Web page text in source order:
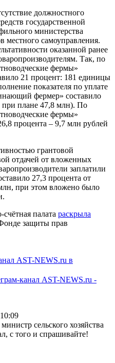
должностного
государственной
министерства
местного самоуправления.
оказанной ранее
Так, по
фермы»
21 процент: 181 единицы
показателя по уплате
фермер» составило
при плане 47,8 млн). По
фермы»
процента – 9,7 млн рублей
грантовой
отдачей от вложенных
заплатили
27,3 процента от
при этом вложено было
палата раскрыла
защиты прав
AST-NEWS.ru в
канал AST-NEWS.ru -
сельского хозяйства
с того и спрашивайте!